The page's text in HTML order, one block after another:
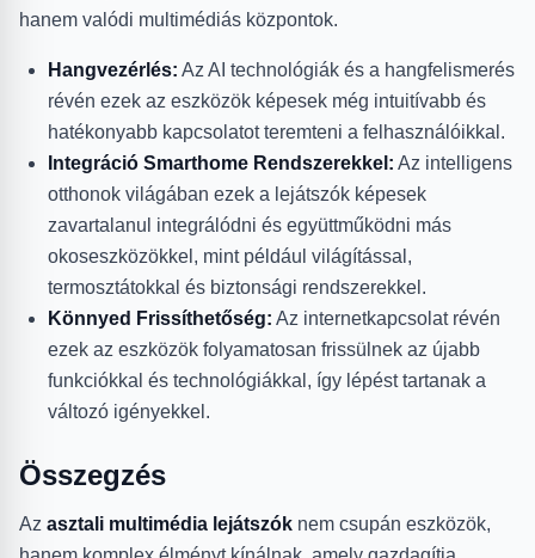
hanem valódi multimédiás központok.
Hangvezérlés: Az AI technológiák és a hangfelismerés
révén ezek az eszközök képesek még intuitívabb és
hatékonyabb kapcsolatot teremteni a felhasználóikkal.
Integráció Smarthome Rendszerekkel: Az intelligens
otthonok világában ezek a lejátszók képesek
zavartalanul integrálódni és együttműködni más
okoseszközökkel, mint például világítással,
termosztátokkal és biztonsági rendszerekkel.
Könnyed Frissíthetőség: Az internetkapcsolat révén
ezek az eszközök folyamatosan frissülnek az újabb
funkciókkal és technológiákkal, így lépést tartanak a
változó igényekkel.
Összegzés
Az asztali multimédia lejátszók nem csupán eszközök,